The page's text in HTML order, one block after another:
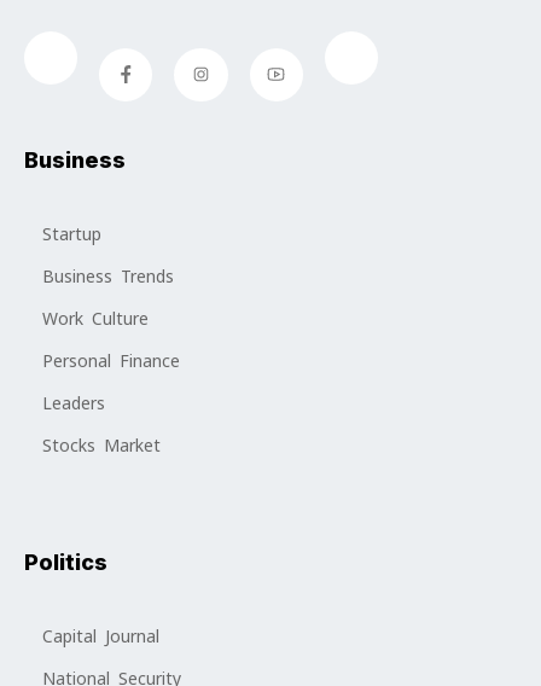
Business
Startup
Business Trends
Work Culture
Personal Finance
Leaders
Stocks Market
Politics
Capital Journal
National Security